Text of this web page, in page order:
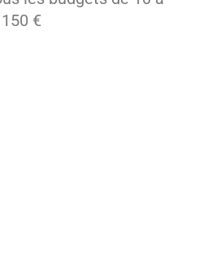
150 €